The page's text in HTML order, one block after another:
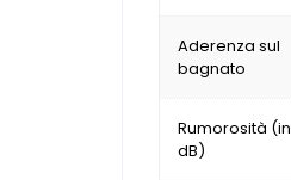
Aderenza sul
bagnato
Rumorosità (in
dB)